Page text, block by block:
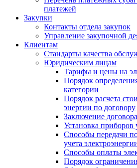
платежей
Закупки
Контакты отдела закупок
Управление закупочной
Клиентам
Стандарты качества
Юридическим лицам
Тарифы и цены на
Порядок
категории
Порядок расчета
энергии по договору
Заключение
Установка приборов
Способы передачи
учета
Способы оплаты
Порядок